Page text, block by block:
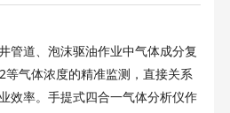
管道、泡沫驱油作业中气体成分复
等气体浓度的精准监测，直接关系
效率。手提式四合一气体分析仪作